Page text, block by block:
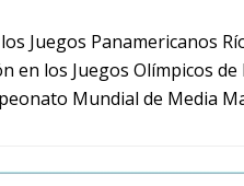
Juegos Panamericanos
en los Juegos Olímpicos
Mundial de Media